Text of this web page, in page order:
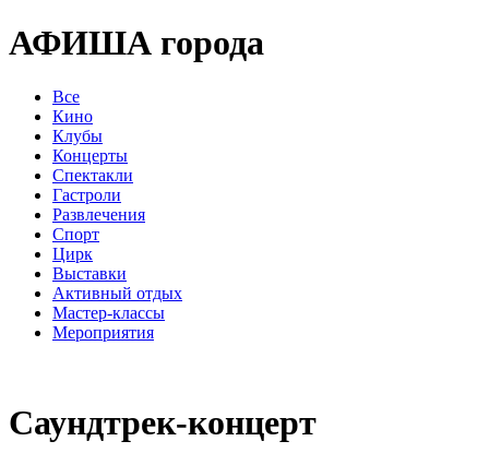
АФИША города
Все
Кино
Клубы
Концерты
Спектакли
Гастроли
Развлечения
Спорт
Цирк
Выставки
Активный отдых
Мастер-классы
Мероприятия
Саундтрек-концерт